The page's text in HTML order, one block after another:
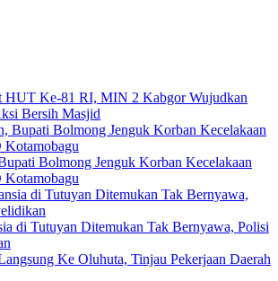
HUT Ke-81 RI, MIN 2 Kabgor Wujudkan
Bersih Masjid
Bolmong Jenguk Korban Kecelakaan
di Tutuyan Ditemukan Tak Bernyawa, Polisi